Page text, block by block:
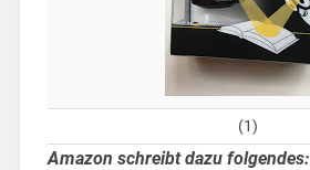
(1)
Amazon schreibt dazu folgendes: